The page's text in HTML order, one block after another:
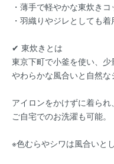
・薄手で軽やかな東炊き
・羽織りやジレとしても
✔︎ 東炊きとは
東京下町で小釜を使い、少
やわらかな風合いと自然な
アイロンをかけずに着られ、
ご自宅でのお洗濯も可能。
※色むらやシワは風合いと